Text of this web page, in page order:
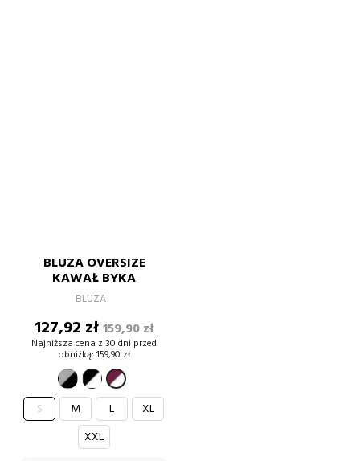
BLUZA OVERSIZE
KAWAŁ BYKA
BLUZA
Cena
127,92 złCena
podstawowa
159,90 zł
Najniższa cena z 30 dni przed
obniżką: 159,90 zł
szary-
czarny
czarno-
biały
burgund-
biały
S M L
XL
XXL